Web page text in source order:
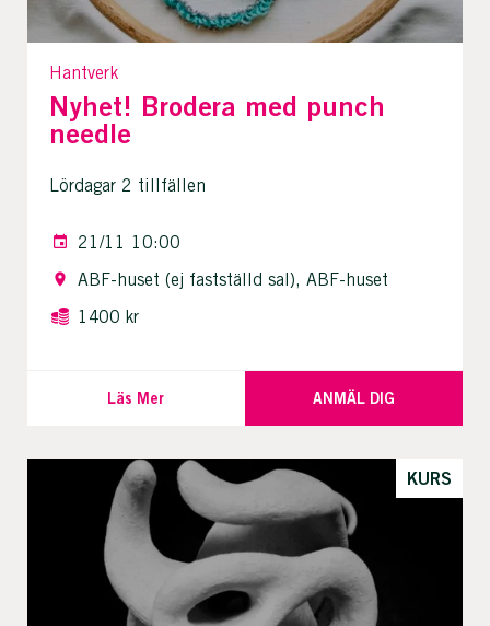
Hantverk
Nyhet! Brodera med punch
needle
Lördagar 2 tillfällen
21/11 10:00
ABF-huset (ej fastställd sal), ABF-huset
1400 kr
Läs Mer ANMÄL DIG
KURS